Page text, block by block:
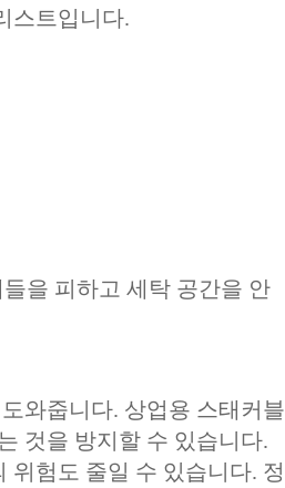
스트입니다.
을 피하고 세탁 공간을 안
와줍니다. 상업용 스태커블
것을 방지할 수 있습니다.
위험도 줄일 수 있습니다. 정